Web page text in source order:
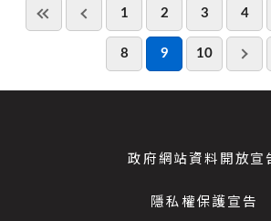
1 2 3 4
8 9 10
政府網站資料開放宣
隱私權保護宣告